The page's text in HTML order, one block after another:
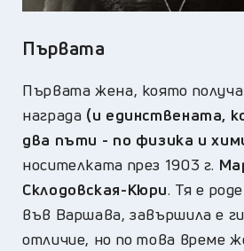
Първата
Първата жена, която
награда (и единствената,
два пъти - по физика и
носителката през 1903 г.
Склодовская-Кюри. Тя е
във Варшава, завършила е
отличие, но по това време